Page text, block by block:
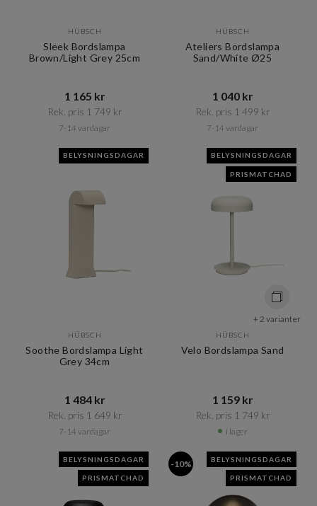
HÜBSCH
Sleek Bordslampa
Brown/Light Grey 25cm
1 165 kr​​
Rek. pris 1 749 kr​​
7-14 vardagar
HÜBSCH
Ateliers Bordslampa
Sand/White Ø25
1 040 kr​​
Rek. pris 1 499 kr​​
7-14 vardagar
BELYSNINGSDAGAR
HÜBSCH
Soothe Bordslampa Light
Grey 34cm
1 484 kr​​
Rek. pris 1 649 kr​​
7-14 vardagar
BELYSNINGSDAGAR
PRISMATCHAD
+ 2 varianter
HÜBSCH
Velo Bordslampa Sand
1 159 kr​​
Rek. pris 1 749 kr​​
I lager
BELYSNINGSDAGAR
PRISMATCHAD
-10% BELYSNINGSDAGAR
PRISMATCHAD